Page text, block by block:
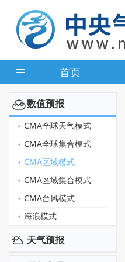
首页
数值预报
CMA全球天气模式
CMA全球集合模式
CMA区域模式
CMA区域集合模式
CMA台风模式
海浪模式
天气预报